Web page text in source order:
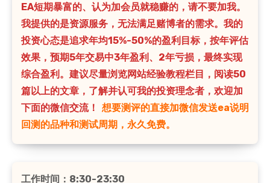
EA短期暴富的、认为加会员就稳赚的，请不要加我。
我提供的是资源服务，无法满足赌博者的需求。我的
投资心态是追求年均15%-50%的盈利目标，按年评估
效果，预期5年交易中3年盈利、2年亏损，最终实现
综合盈利。建议尽量浏览网站经验教程栏目，阅读50
篇以上的文章，了解并认可我的投资理念者，欢迎加
下面的微信交流！
想要测评的直接加微信发送ea说明
回测的品种和测试周期，永久免费。
工作时间：8:30-23:30